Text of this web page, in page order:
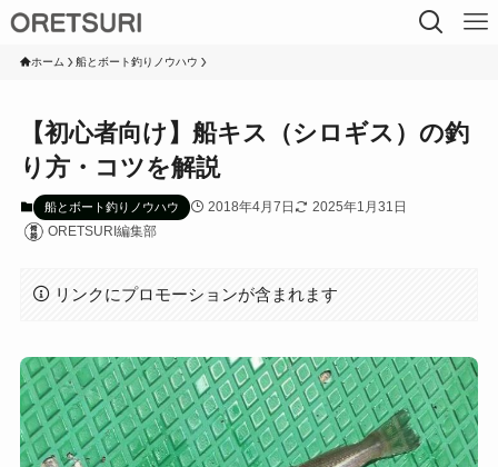
ホーム 船とボート釣りノウハウ
【初心者向け】船キス（シロギス）の釣
り方・コツを解説
船とボート釣りノウハウ 2018年4月7日
2025年1月31日
ORETSURI編集部
リンクにプロモーションが含まれます